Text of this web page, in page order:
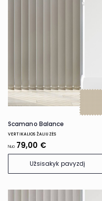
Scamano Balance
VERTIKALIOS ŽALIUZĖS
Nuo 79,00 €
Užsisakyk pavyzdį